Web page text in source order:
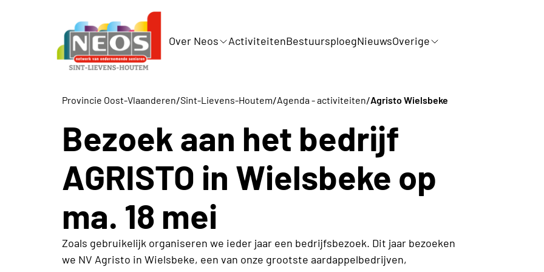
Over Neos ActiviteitenBestuursploegNieuwsOverige
Provincie Oost-Vlaanderen/Sint-Lievens-Houtem/Agenda - activiteiten/Agristo Wielsbeke
Bezoek aan het bedrijf
AGRISTO in Wielsbeke op
ma. 18 mei
Zoals gebruikelijk organiseren we ieder jaar een bedrijfsbezoek. Dit jaar bezoeken
we NV Agristo in Wielsbeke, een van onze grootste aardappelbedrijven,